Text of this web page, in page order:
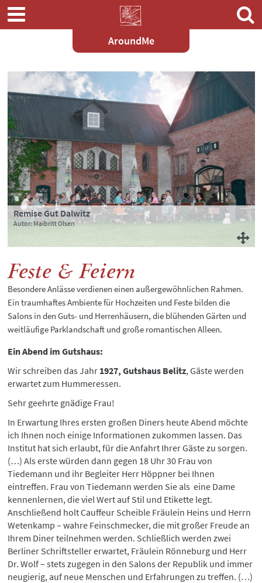
AroundMe
springen
Remise Gut Dalwitz
Autor: Maibritt Olsen
Feste & Feiern
Besondere Anlässe verdienen einen außergewöhnlichen Rahmen.
Ein traumhaftes Ambiente für Hochzeiten und Feste bilden die
Salons in den Guts- und Herrenhäusern, die blühenden Gärten und
weitläufige Parklandschaft und große romantischen Alleen.
Ein Abend im Gutshaus:
Wir schreiben das Jahr 1927, Gutshaus Belitz, Gäste werden
erwartet zum Hummeressen.
Sehr geehrte gnädige Frau!
In Erwartung Ihres ersten großen Diners heute Abend möchte
ich Ihnen noch einige Informationen zukommen lassen. Das
Institut hat sich erlaubt, für die Anfahrt Ihrer Gäste zu sorgen.
(…) Als erste würden dann gegen 18 Uhr 30 Frau von
Tiedemann und ihr Begleiter Herr Höppner bei Ihnen
eintreffen. Frau von Tiedemann werden Sie als eine Dame
kennenlernen, die viel Wert auf Stil und Etikette legt.
Anschließend holt Cauffeur Scheible Fräulein Heins und Herrn
Wetenkamp – wahre Feinschmecker, die mit großer Freude an
Ihrem Diner teilnehmen werden. Schließlich werden zwei
Berliner Schriftsteller erwartet, Fräulein Rönneburg und Herr
Dr. Wolf – stets zugegen in den Salons der Republik und immer
neugierig, auf neue Menschen und Erfahrungen zu treffen. (…)